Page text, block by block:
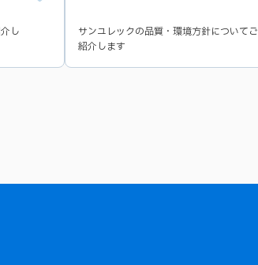
し
サンユレックの品質・環境方針についてご
紹介します